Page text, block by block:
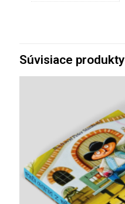
Súvisiace produkty